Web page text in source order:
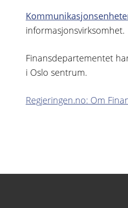
informasjonsvirksomhet.
Finansdepartementet
i Oslo sentrum.
Regjeringen.no: Om